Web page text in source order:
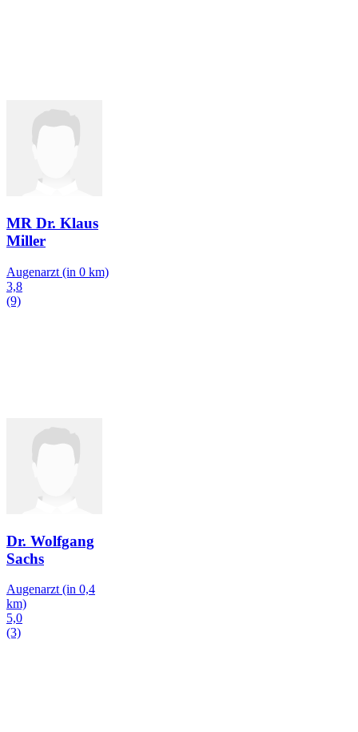
MR Dr. Klaus
Miller
Augenarzt (in 0 km)
3,8
(9)
Dr. Wolfgang
Sachs
Augenarzt (in 0,4
km)
5,0
(3)